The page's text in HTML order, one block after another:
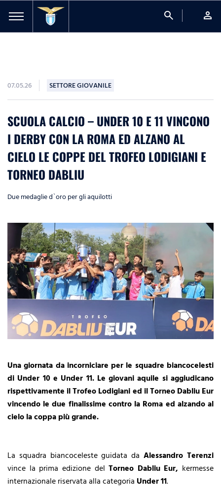
search person
07.05.26 SETTORE GIOVANILE
SCUOLA CALCIO – UNDER 10 E 11 VINCONO
I DERBY CON LA ROMA ED ALZANO AL
CIELO LE COPPE DEL TROFEO LODIGIANI E
TORNEO DABLIU
Due medaglie d`oro per gli aquilotti
Una giornata da incorniciare per le squadre biancocelesti
di Under 10 e Under 11. Le giovani aquile si aggiudicano
rispettivamente il Trofeo Lodigiani ed il Torneo Dabliu Eur
vincendo le due finalissime contro la Roma ed alzando al
cielo la coppa più grande.
La squadra biancoceleste guidata daAlessandro Terenzi
vince la prima edizione delTorneo Dabliu Eur, kermesse
internazionale riservata alla categoria Under 11.